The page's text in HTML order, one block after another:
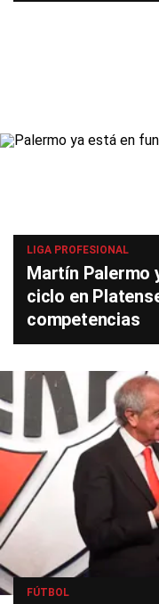
LIGA PROFESIONAL
Martín Palermo
ciclo en
competencias
FÚTBOL